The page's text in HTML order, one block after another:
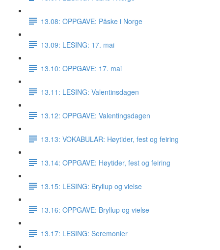
13.08: OPPGAVE: Påske i Norge
13.09: LESING: 17. mai
13.10: OPPGAVE: 17. mai
13.11: LESING: Valentinsdagen
13.12: OPPGAVE: Valentingsdagen
13.13: VOKABULAR: Høytider, fest og feiring
13.14: OPPGAVE: Høytider, fest og feiring
13.15: LESING: Bryllup og vielse
13.16: OPPGAVE: Bryllup og vielse
13.17: LESING: Seremonier